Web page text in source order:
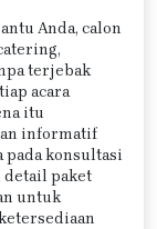
Anda, calon
terjebak
acara
itu
informatif
pada konsultasi
detail paket
untuk